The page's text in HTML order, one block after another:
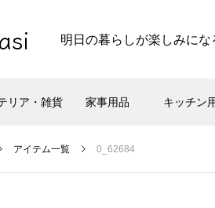
明日の暮らしが楽しみに
リア・雑貨 家事用品 キッチン
アイテム一覧 0_62684